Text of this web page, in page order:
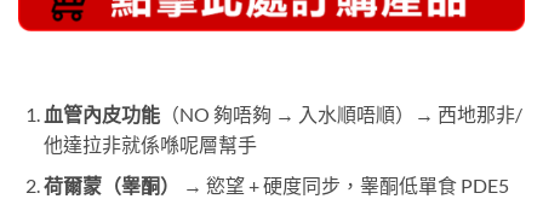
血管內皮功能（NO 夠唔夠 → 入水順唔順）→ 西地那非/
他達拉非就係喺呢層幫手
荷爾蒙（睾酮）
​ → 慾望 + 硬度同步，睾酮低單食 PDE5